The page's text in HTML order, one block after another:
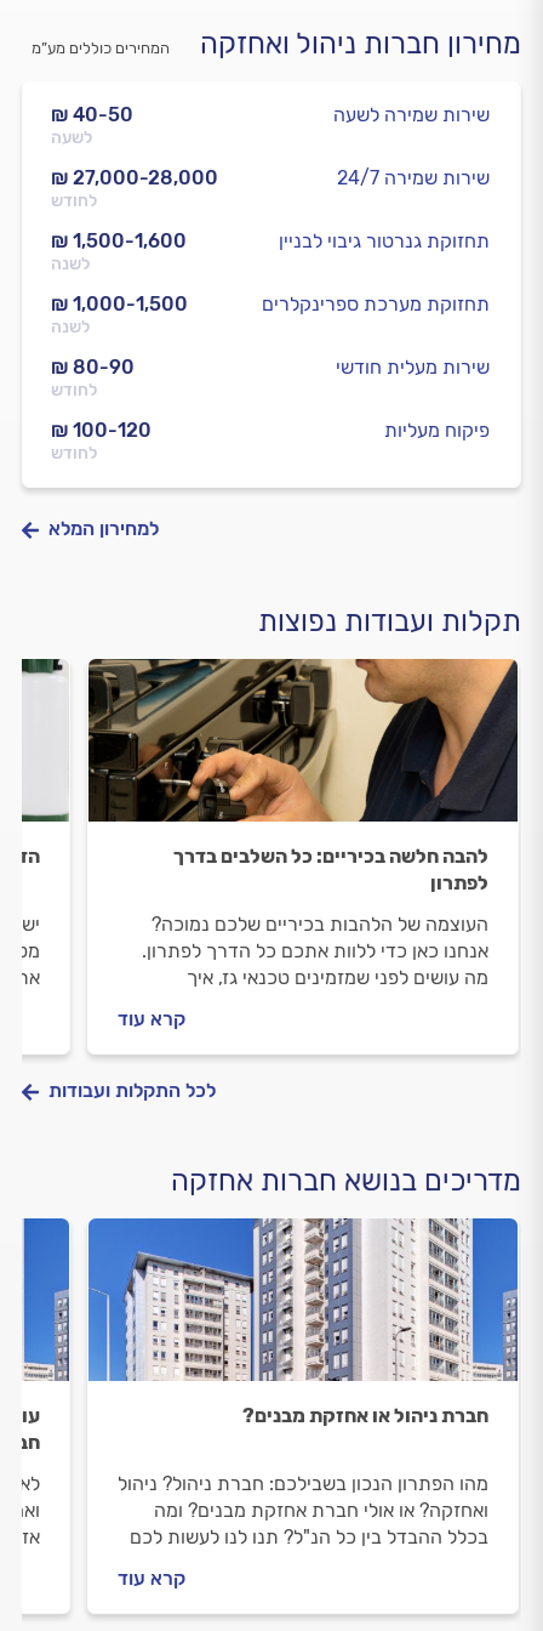
מחירון חברות ניהול ואחזקה המחירים כוללים מע”מ
₪ 40-50
לשעה
שירות שמירה לשעה
₪ 27,000-28,000
לחודש
שירות שמירה 24/7
₪ 1,500-1,600
לשנה
תחזוקת גנרטור גיבוי לבניין
₪ 1,000-1,500
לשנה
תחזוקת מערכת ספרינקלרים
₪ 80-90
לחודש
שירות מעלית חודשי
₪ 100-120
לחודש
פיקוח מעליות
למחירון המלא
תקלות ועבודות נפוצות
להבה חלשה בכיריים: כל השלבים בדרך
לפתרון
העוצמה של הלהבות בכיריים שלכם נמוכה?
אנחנו כאן כדי ללוות אתכם כל הדרך לפתרון.
מה עושים לפני שמזמינים טכנאי גז, איך
קרא עוד
יש
לכל התקלות ועבודות
מדריכים בנושא חברות אחזקה
חברת ניהול או אחזקת מבנים?
מהו הפתרון הנכון בשבילכם: חברת ניהול? ניהול
ואחזקה? או אולי חברת אחזקת מבנים? ומה
בכלל ההבדל בין כל הנ"ל? תנו לנו לעשות לכם
קרא עוד
לא
אז